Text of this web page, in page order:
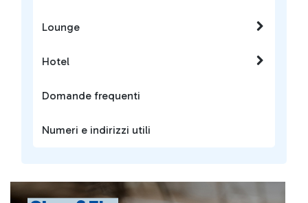
Lounge
Hotel
Domande frequenti
Numeri e indirizzi utili